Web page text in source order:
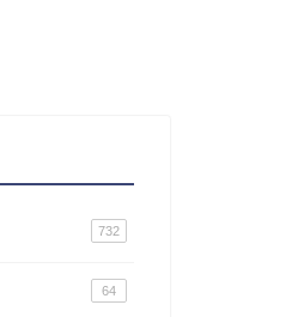
732
64